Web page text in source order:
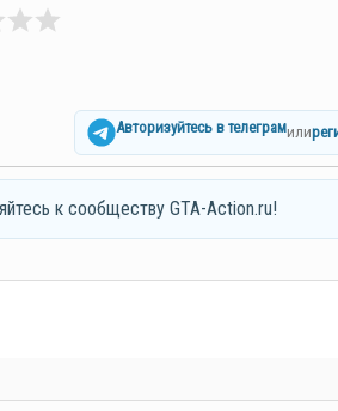
Авторизуйтесь в телеграмили
к сообществу GTA-Action.ru!